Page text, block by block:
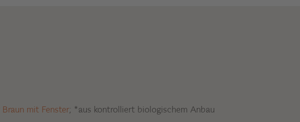
Braun mit Fenster; *aus kontrolliert biologischem Anbau